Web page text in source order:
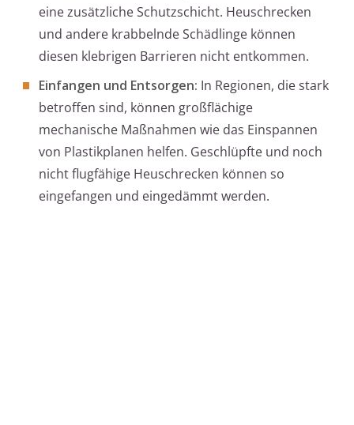
eine zusätzliche Schutzschicht. Heuschrecken
und andere krabbelnde Schädlinge können
diesen klebrigen Barrieren nicht entkommen.
Einfangen und Entsorgen: In Regionen, die stark
betroffen sind, können großflächige
mechanische Maßnahmen wie das Einspannen
von Plastikplanen helfen. Geschlüpfte und noch
nicht flugfähige Heuschrecken können so
eingefangen und eingedämmt werden.